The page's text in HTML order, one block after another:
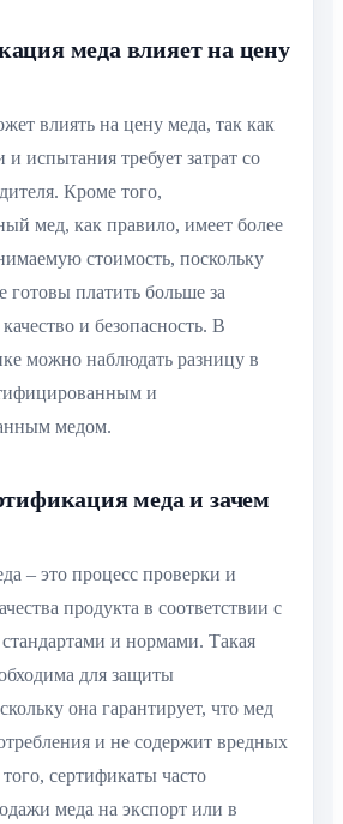
меда влияет на цену
влиять на цену меда, так как
и испытания требует затрат со
Кроме того,
мед, как правило, имеет более
стоимость, поскольку
готовы платить больше за
и безопасность. В
можно наблюдать разницу в
и
медом.
меда и зачем
– это процесс проверки и
продукта в соответствии с
и нормами. Такая
для защиты
она гарантирует, что мед
и не содержит вредных
сертификаты часто
меда на экспорт или в